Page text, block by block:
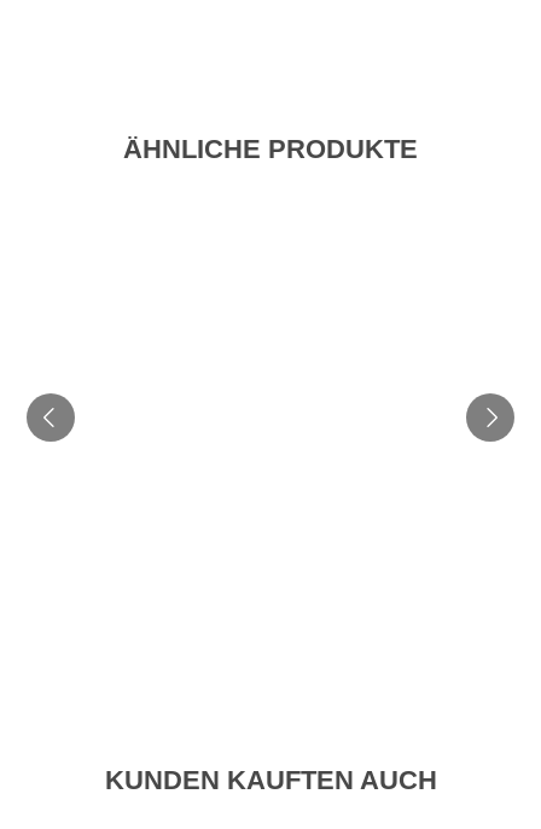
ÄHNLICHE PRODUKTE
KUNDEN KAUFTEN AUCH